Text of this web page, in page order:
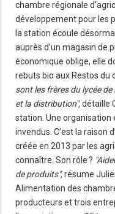
chambre régionale
développement pour les
la station écoule
auprès d’un magasin de
économique oblige, elle
rebuts bio aux Restos du
sont les frères du lycée
et la distribution",détaille
station. Une organisation
invendus. C’est la raison
créée en 2013 par les
connaître. Son rôle ?
de produits",résume
Alimentation des
producteurs et trois